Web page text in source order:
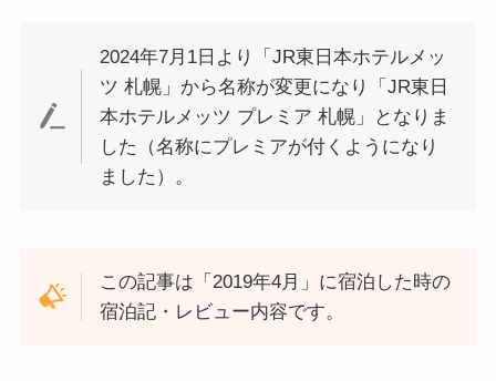
2024年7月1日より「JR東日本ホテルメッ
ツ 札幌」から名称が変更になり「JR東日
本ホテルメッツ プレミア 札幌」となりま
した（名称にプレミアが付くようになり
ました）。
この記事は「2019年4月」に宿泊した時の
宿泊記・レビュー内容です。